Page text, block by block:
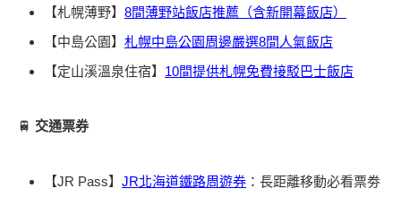
【札幌薄野】 8間薄野站飯店推薦（含新開幕飯店）
【中島公園】 札幌中島公園周邊嚴選8間人氣飯店
【定山溪溫泉住宿】 10間提供札幌免費接駁巴士飯店
🚆 交通票券
【JR Pass】 JR北海道鐵路周遊券 ：長距離移動必看票劵